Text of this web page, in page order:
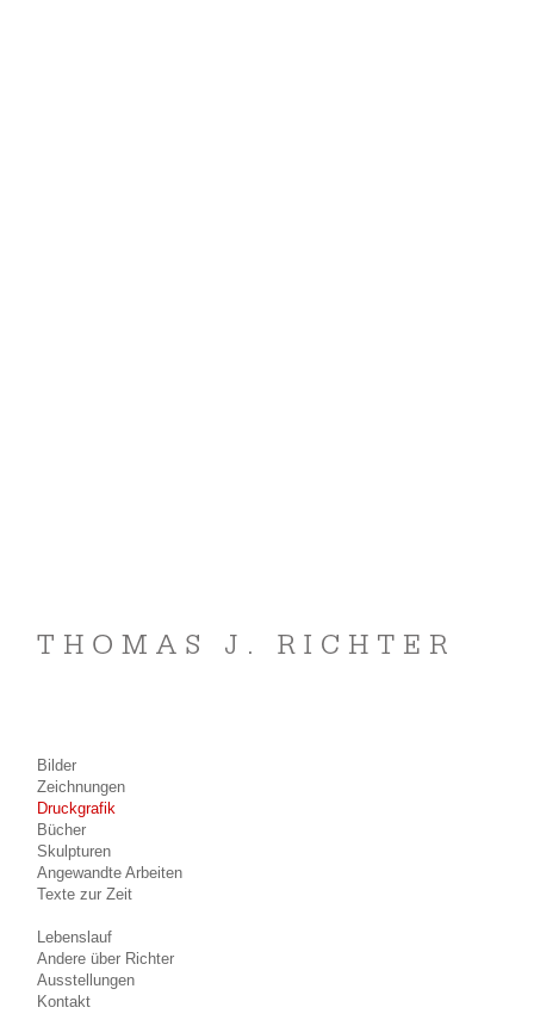
Bilder
Zeichnungen
Druckgrafik
Bücher
Skulpturen
Angewandte Arbeiten
Texte zur Zeit
Lebenslauf
Andere über Richter
Ausstellungen
Kontakt